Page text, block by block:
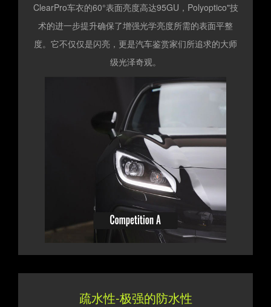
ClearPro车衣的60°表面亮度高达95GU，Polyoptico"技
术的进一步提升确保了增强光学亮度所需的表面平整
度。它不仅仅是闪亮，更是汽车鉴赏家们所追求的大师
级光泽奇观。
疏水性-极强的防水性